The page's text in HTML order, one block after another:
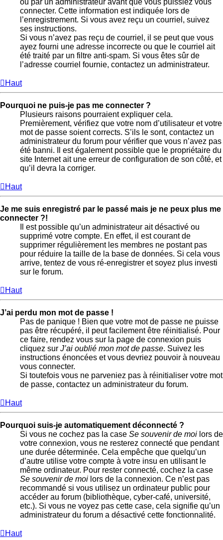
ou par un administrateur avant que vous puissiez vous
connecter. Cette information est indiquée lors de
l’enregistrement. Si vous avez reçu un courriel, suivez
ses instructions.
Si vous n’avez pas reçu de courriel, il se peut que vous
ayez fourni une adresse incorrecte ou que le courriel ait
été traité par un filtre anti-spam. Si vous êtes sûr de
l’adresse courriel fournie, contactez un administrateur.
Haut
Pourquoi ne puis-je pas me connecter ?
Plusieurs raisons pourraient expliquer cela.
Premièrement, vérifiez que votre nom d’utilisateur et votre
mot de passe soient corrects. S’ils le sont, contactez un
administrateur du forum pour vérifier que vous n’avez pas
été banni. Il est également possible que le propriétaire du
site Internet ait une erreur de configuration de son côté, et
qu’il devra la corriger.
Haut
Je me suis enregistré par le passé mais je ne peux plus me
connecter ?!
Il est possible qu’un administrateur ait désactivé ou
supprimé votre compte. En effet, il est courant de
supprimer régulièrement les membres ne postant pas
pour réduire la taille de la base de données. Si cela vous
arrive, tentez de vous ré-enregistrer et soyez plus investi
sur le forum.
Haut
J’ai perdu mon mot de passe !
Pas de panique ! Bien que votre mot de passe ne puisse
pas être récupéré, il peut facilement être réinitialisé. Pour
ce faire, rendez vous sur la page de connexion puis
cliquez sur J’ai oublié mon mot de passe. Suivez les
instructions énoncées et vous devriez pouvoir à nouveau
vous connecter.
Si toutefois vous ne parveniez pas à réinitialiser votre mot
de passe, contactez un administrateur du forum.
Haut
Pourquoi suis-je automatiquement déconnecté ?
Si vous ne cochez pas la case Se souvenir de moi lors de
votre connexion, vous ne resterez connecté que pendant
une durée déterminée. Cela empêche que quelqu’un
d’autre utilise votre compte à votre insu en utilisant le
même ordinateur. Pour rester connecté, cochez la case
Se souvenir de moi lors de la connexion. Ce n’est pas
recommandé si vous utilisez un ordinateur public pour
accéder au forum (bibliothèque, cyber-café, université,
etc.). Si vous ne voyez pas cette case, cela signifie qu’un
administrateur du forum a désactivé cette fonctionnalité.
Haut